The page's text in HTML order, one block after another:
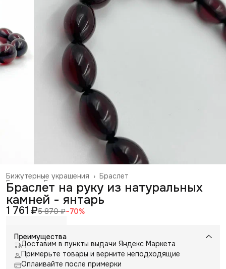
Браслет
Бижутерные украшения ›
Галантерея и аксессуары
Главная ›
Браслет на руку из натуральных
камней - янтарь
1 761 ₽5 870 ₽−70%
Преимущества
Доставим в пункты выдачи Яндекс Маркета
Примерьте товары и верните неподходящие
Оплаивайте после примерки